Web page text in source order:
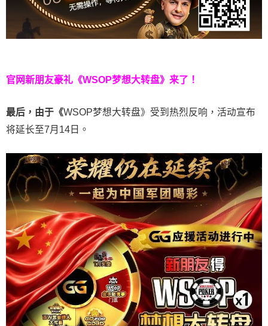
官网新朋友豪礼 《WSOP梦想大转盘》来了！
最后，由于《WSOP梦想大转盘》受到热烈反响，活动宣布
将延长至7月14日。